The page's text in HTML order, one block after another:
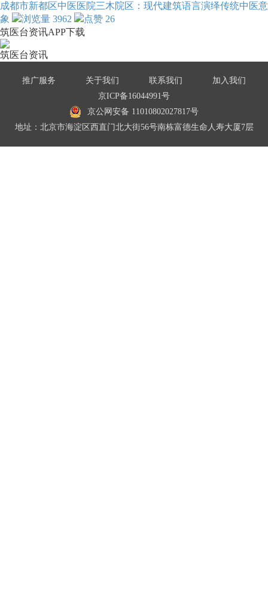
成都市新都区中医医院三木院区：现代建筑语言演绎传统中医意
象
3962
26
筑医台资讯APP下载
筑医台资讯
推广服务 关于我们 联系我们
加入我们
京ICP备16044991号
京公网安备 11010802027817号
地址：北京市海淀区西直门北大街56号南栋富德生命人寿大厦7层